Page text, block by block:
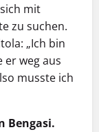
sich mit
zu suchen.
„Ich bin
er weg aus
musste ich
Bengasi.